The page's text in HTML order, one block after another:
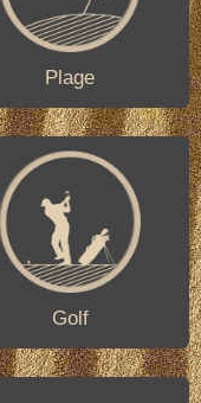
Plage
Golf